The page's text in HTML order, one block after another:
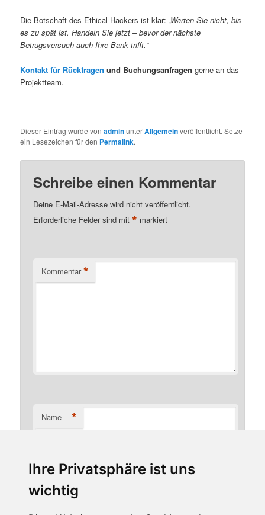
Ihre Privatsphäre ist uns
wichtig
Die Botschaft des Ethical Hackers ist klar:„Warten Sie nicht, bis
es zu spät ist. Handeln Sie jetzt – bevor der nächste
Betrugsversuch auch Ihre Bank trifft.“
Kontakt für Rückfragen und Buchungsanfragen gerne an das
Projektteam.
Dieser Eintrag wurde vonadminunterAllgemeinveröffentlicht. Setze
ein Lesezeichen für den Permalink.
Schreibe einen Kommentar
Deine E-Mail-Adresse wird nicht veröffentlicht.
Erforderliche Felder sind mit* markiert
Kommentar *
Name *
E-Mail-Adresse *